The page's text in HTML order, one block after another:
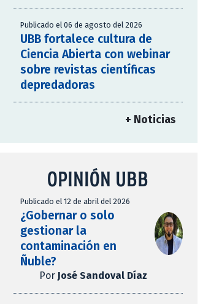
Publicado el 06 de agosto del 2026
UBB fortalece cultura de
Ciencia Abierta con webinar
sobre revistas científicas
depredadoras
+ Noticias
OPINIÓN UBB
Publicado el 12 de abril del 2026
¿Gobernar o solo
gestionar la
contaminación en
Ñuble?
Por José Sandoval Díaz